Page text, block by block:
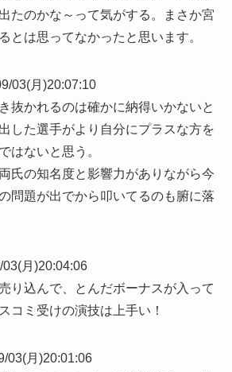
たのかな～って気がする。まさか宮
とは思ってなかったと思います。
03(月)20:07:10
抜かれるのは確かに納得いかないと
した選手がより自分にプラスな方を
はないと思う。
氏の知名度と影響力がありながら今
問題が出でから叩いてるのも腑に落
03(月)20:04:06
り込んで、とんだボーナスが入って
コミ受けの演技は上手い！
03(月)20:01:06